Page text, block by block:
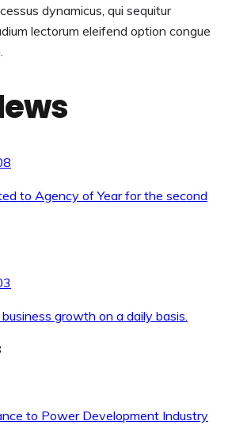
dynamicus, qui sequitur
lectorum eleifend option congue
to Agency of Year for the second
growth on a daily basis.
to Power Development Industry